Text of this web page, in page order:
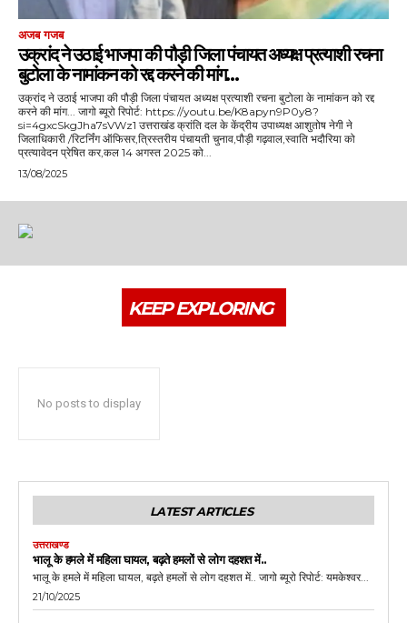
अजब गजब
उक्रांद ने उठाई भाजपा की पौड़ी जिला पंचायत अध्यक्ष प्रत्याशी रचना
बुटोला के नामांकन को रद्द करने की मांग…
उक्रांद ने उठाई भाजपा की पौड़ी जिला पंचायत अध्यक्ष प्रत्याशी रचना बुटोला के नामांकन को रद्द
करने की मांग... जागो ब्यूरो रिपोर्ट: https://youtu.be/K8apyn9P0y8?
si=4gxcSkgJha7sVWz1 उत्तराखंड क्रांति दल के केंद्रीय उपाध्यक्ष आशुतोष नेगी ने
जिलाधिकारी /रिटर्निंग ऑफिसर,त्रिस्तरीय पंचायती चुनाव,पौड़ी गढ़वाल,स्वाति भदौरिया को
प्रत्यावेदन प्रेषित कर,कल 14 अगस्त 2025 को...
13/08/2025
KEEP EXPLORING
No posts to display
LATEST ARTICLES
उत्तराखण्ड
भालू के हमले में महिला घायल, बढ़ते हमलों से लोग दहशत में..
भालू के हमले में महिला घायल, बढ़ते हमलों से लोग दहशत में.. जागो ब्यूरो रिपोर्ट: यमकेश्वर...
21/10/2025